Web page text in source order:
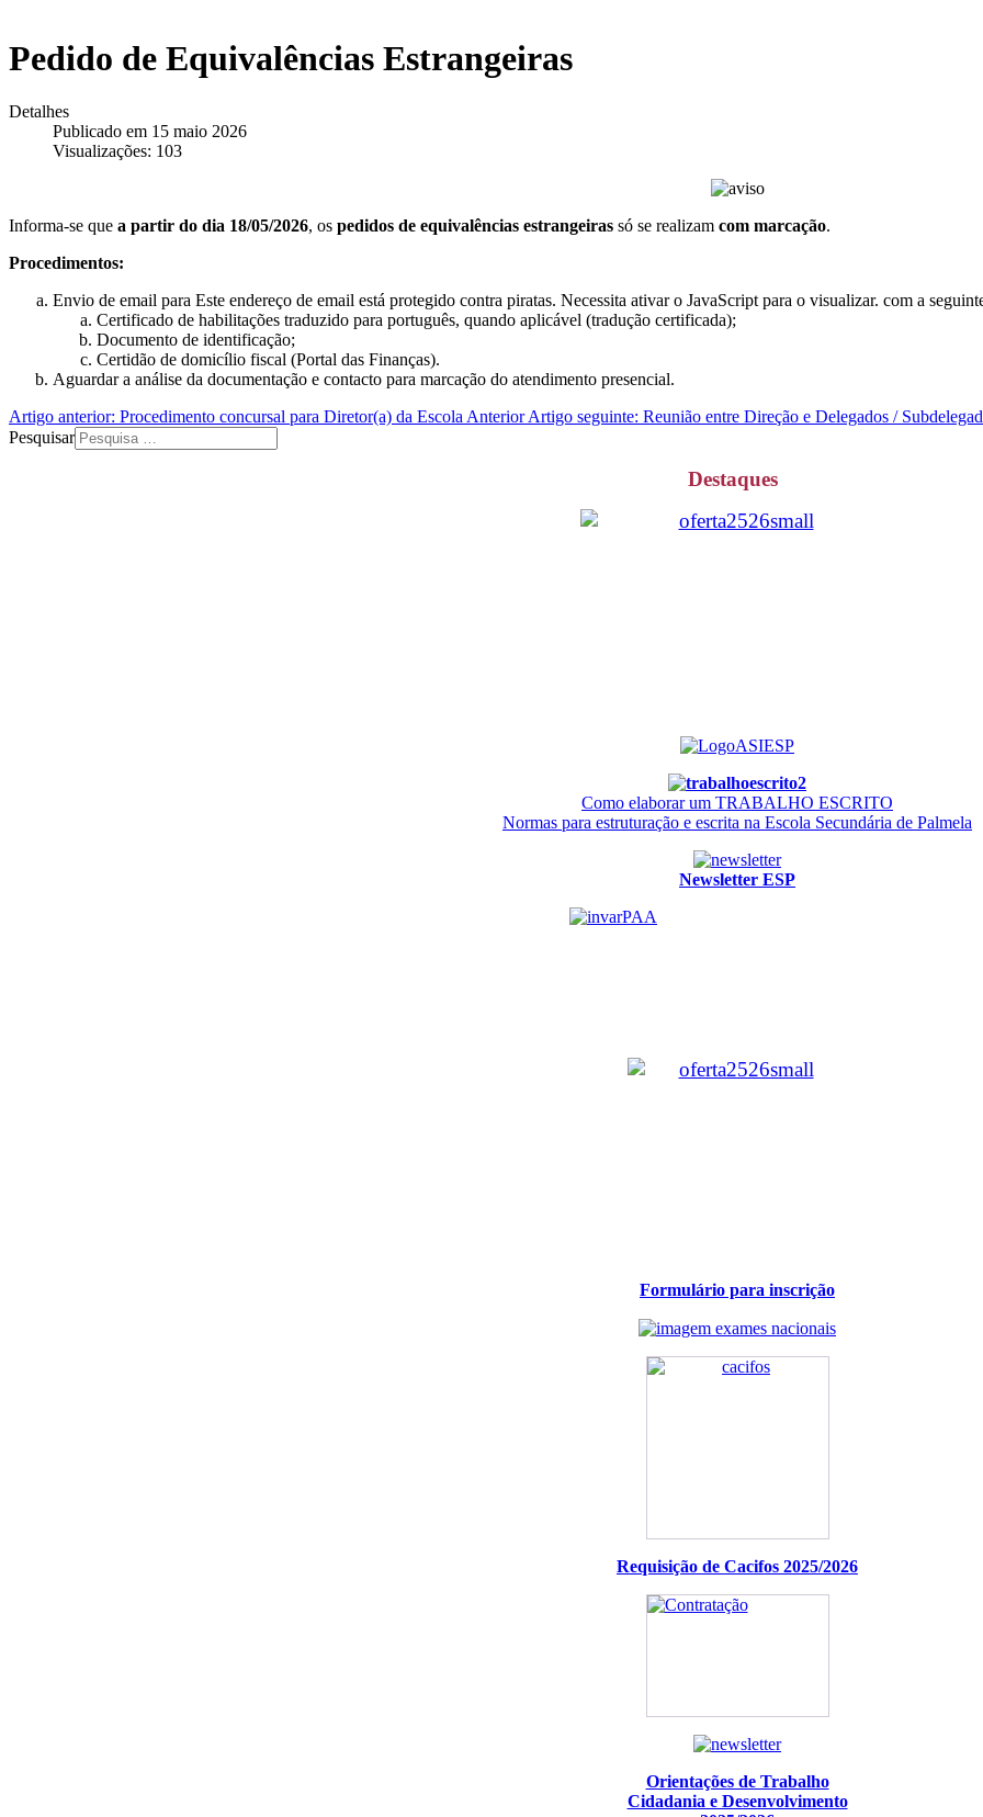
Pedido de Equivalências Estrangeiras
Detalhes
Publicado em 15 maio 2026
Visualizações: 103
Informa-se que a partir do dia 18/05/2026, os pedidos de equivalências estrangeiras só se realizam com marcação.
Procedimentos:
Envio de email para Este endereço de email está protegido contra piratas. Necessita ativar o JavaScript para o visualizar. com a
Certificado de habilitações traduzido para português, quando aplicável (tradução certificada);
Documento de identificação;
Certidão de domicílio fiscal (Portal das Finanças).
Aguardar a análise da documentação e contacto para marcação do atendimento presencial.
Artigo anterior: Procedimento concursal para Diretor(a) da Escola Anterior Artigo seguinte: Reunião entre Direção e Delegados /
Pesquisar
Destaques
Como elaborar um TRABALHO ESCRITO
Normas para estruturação e escrita na Escola Secundária de Palmela
Newsletter ESP
Formulário para inscrição
Requisição de Cacifos 2025/2026
Orientações de Trabalho
Cidadania e Desenvolvimento